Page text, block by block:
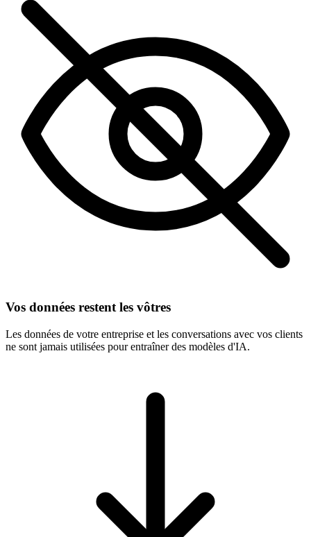
Vos données restent les vôtres
Les données de votre entreprise et les conversations avec vos clients
ne sont jamais utilisées pour entraîner des modèles d'IA.